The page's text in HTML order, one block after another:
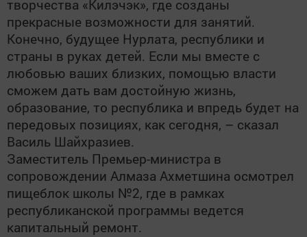
творчества «Килэчэк», где созданы
прекрасные возможности для занятий.
Конечно, будущее Нурлата, республики и
страны в руках детей. Если мы вместе с
любовью ваших близких, помощью власти
сможем дать вам достойную жизнь,
образование, то республика и впредь будет на
передовых позициях, как сегодня, – сказал
Василь Шайхразиев.
Заместитель Премьер-министра в
сопровождении Алмаза Ахметшина осмотрел
пищеблок школы №2, где в рамках
республиканской программы ведется
капитальный ремонт.